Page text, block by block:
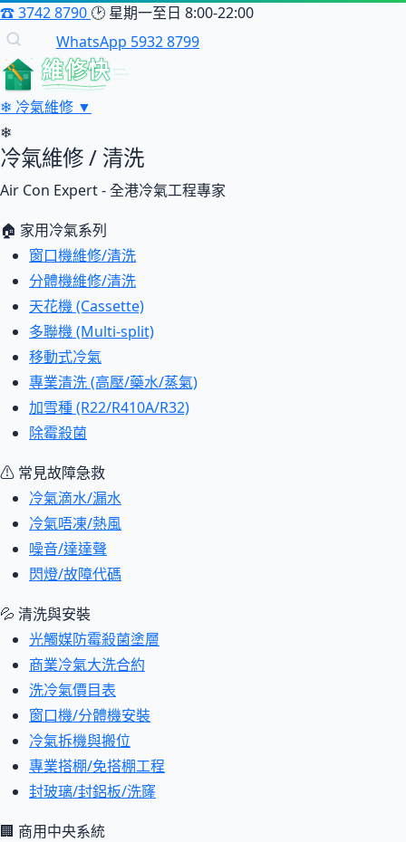
☎3742 8790 🕑 星期一至日 8:00-22:00
WhatsApp 5932 8799
維修快
❄ 冷氣維修 ▼
❄
冷氣維修 / 清洗
Air Con Expert - 全港冷氣工程專家
🏠 家用冷氣系列
窗口機維修/清洗
分體機維修/清洗
天花機 (Cassette)
多聯機 (Multi-split)
移動式冷氣
專業清洗 (高壓/藥水/蒸氣)
加雪種 (R22/R410A/R32)
除霉殺菌
⚠ 常見故障急救
冷氣滴水/漏水
冷氣唔凍/熱風
噪音/達達聲
閃燈/故障代碼
💦 清洗與安裝
光觸媒防霉殺菌塗層
商業冷氣大洗合約
洗冷氣價目表
窗口機/分體機安裝
冷氣拆機與搬位
專業搭棚/免搭棚工程
封玻璃/封鋁板/洗窿
🏢 商用中央系統